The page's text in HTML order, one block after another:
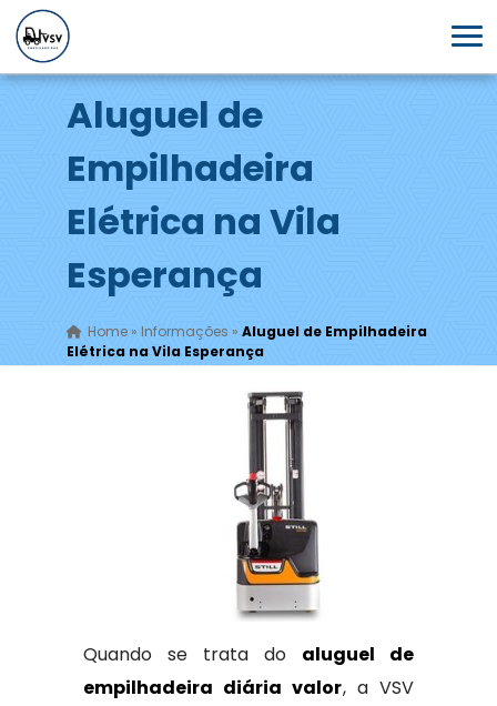
Aluguel de
Empilhadeira
Elétrica na Vila
Esperança
Home» Informações » Aluguel de Empilhadeira
Elétrica na Vila Esperança
Quando se trata do aluguel de
empilhadeira diária valor, a VSV